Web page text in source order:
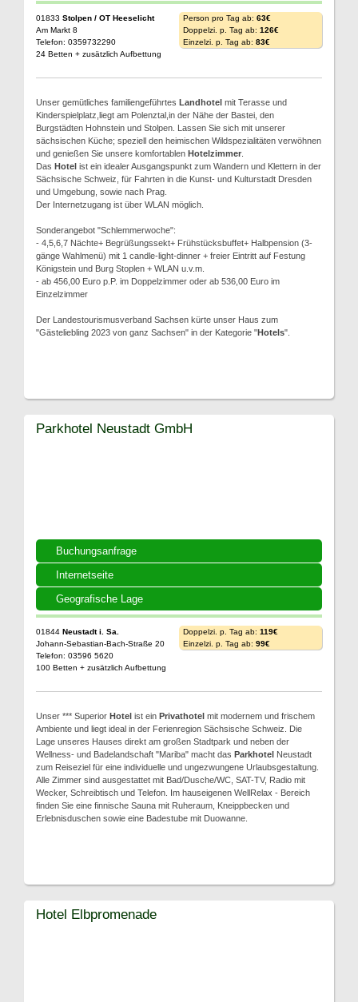
01833 Stolpen / OT Heeselicht
Am Markt 8
Telefon: 0359732290
24 Betten + zusätzlich Aufbettung
Person pro Tag ab: 63€
Doppelzi. p. Tag ab: 126€
Einzelzi. p. Tag ab: 83€
Unser gemütliches familiengeführtes Landhotel mit Terasse und
Kinderspielplatz,liegt am Polenztal,in der Nähe der Bastei, den
Burgstädten Hohnstein und Stolpen. Lassen Sie sich mit unserer
sächsischen Küche; speziell den heimischen Wildspezialitäten verwöhnen
und genießen Sie unsere komfortablen Hotelzimmer
Das Hotel ist ein idealer Ausgangspunkt zum Wandern und Klettern in der
Sächsische Schweiz, für Fahrten in die Kunst- und Kulturstadt Dresden
und Umgebung, sowie nach Prag.
Der Internetzugang ist über WLAN möglich.
Sonderangebot "Schlemmerwoche":
- 4,5,6,7 Nächte+ Begrüßungssekt+ Frühstücksbuffet+ Halbpension (3-
gänge Wahlmenü) mit 1 candle-light-dinner + freier Eintritt auf Festung
Königstein und Burg Stoplen + WLAN u.v.m.
- ab 456,00 Euro p.P. im Doppelzimmer oder ab 536,00 Euro im
Einzelzimmer
Der Landestourismusverband Sachsen kürte unser Haus zum
"Gästeliebling 2023 von ganz Sachsen" in der Kategorie "Hotels".
Buchungsanfrage
Internetseite
Geografische Lage
Parkhotel Neustadt GmbH
01844 Neustadt i. Sa.
Johann-Sebastian-Bach-Straße 20
Telefon: 03596 5620
100 Betten + zusätzlich Aufbettung
Doppelzi. p. Tag ab: 119€
Einzelzi. p. Tag ab: 99€
Unser *** Superior Hotel ist ein Privathotel mit modernem und frischem
Ambiente und liegt ideal in der Ferienregion Sächsische Schweiz. Die
Lage unseres Hauses direkt am großen Stadtpark und neben der
Wellness- und Badelandschaft "Mariba" macht das Parkhotel Neustadt
zum Reiseziel für eine individuelle und ungezwungene Urlaubsgestaltung.
Alle Zimmer sind ausgestattet mit Bad/Dusche/WC, SAT-TV, Radio mit
Wecker, Schreibtisch und Telefon. Im hauseigenen WellRelax - Bereich
finden Sie eine finnische Sauna mit Ruheraum, Kneippbecken und
Erlebnisduschen sowie eine Badestube mit Duowanne.
Hotel Elbpromenade